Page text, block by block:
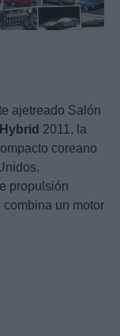
ajetreado Salón
Hybrid 2011, la
coreano
propulsión
un motor